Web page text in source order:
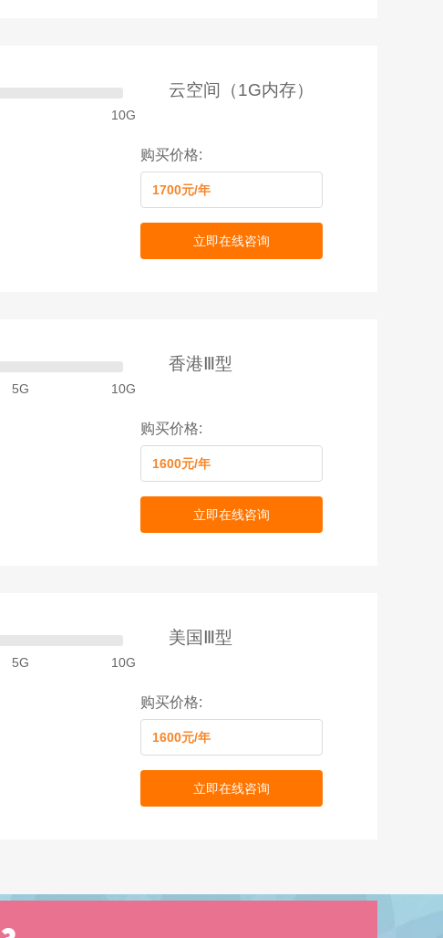
10G
云空间（1G内存）
购买价格:
1700元/年
立即在线咨询
5G 10G
香港Ⅲ型
购买价格:
1600元/年
立即在线咨询
5G 10G
美国Ⅲ型
购买价格:
1600元/年
立即在线咨询